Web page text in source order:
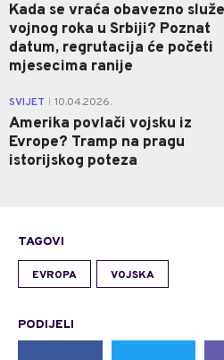
Kada se vraća obavezno
vojnog roka u Srbiji? Poznat
datum, regrutacija će početi
mjesecima ranije
SVIJET 10.04.2026.
Amerika povlači vojsku iz
Evrope? Tramp na pragu
istorijskog poteza
TAGOVI
EVROPA VOJSKA
PODIJELI